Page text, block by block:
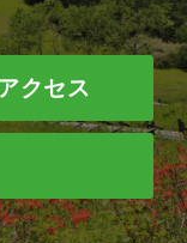
アクセス